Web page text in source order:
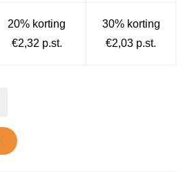
20% korting
€2,32 p.st.
30% korting
€2,03 p.st.